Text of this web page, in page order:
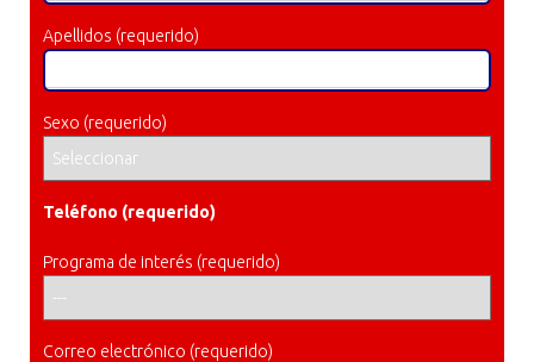
Apellidos (requerido)
Sexo (requerido)
Teléfono (requerido)
Programa de interés (requerido)
Correo electrónico (requerido)